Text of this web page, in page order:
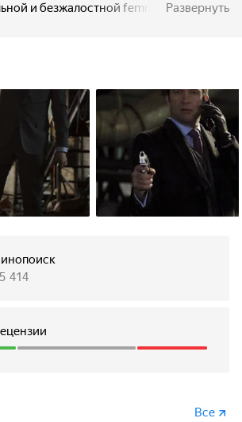
и безжалостной femme fatale -
который ищет нечто более
С этого момента для Алекс
спастись – бежать. И как можно
Развернуть
414
Все